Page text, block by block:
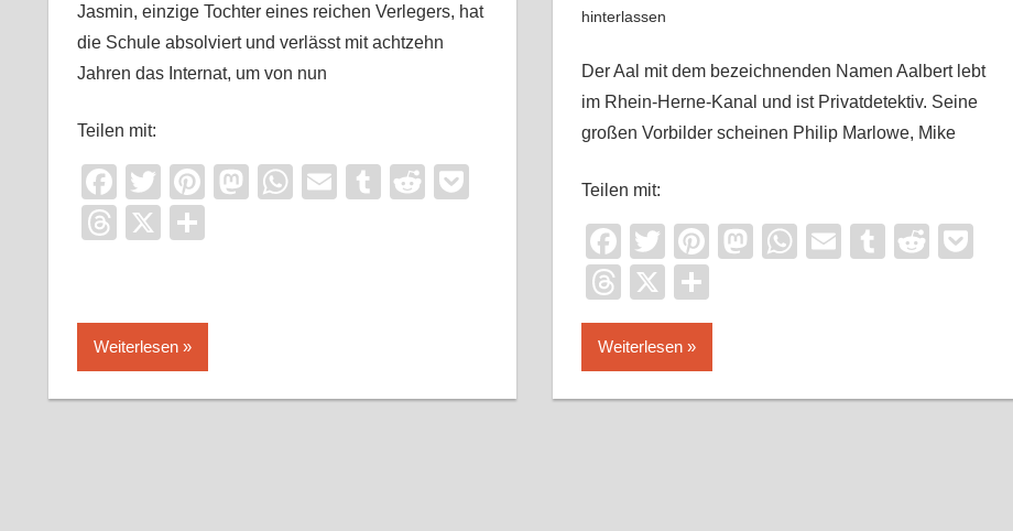
Jasmin, einzige Tochter eines reichen Verlegers, hat
die Schule absolviert und verlässt mit achtzehn
Jahren das Internat, um von nun
Teilen mit:
Facebook
TwitterPinterest
Mastodon
WhatsApp
EmailTumblrReddit
Threads
X
Weiterlesen
hinterlassen
Der Aal mit dem bezeichnenden Namen Aalbert lebt
im Rhein-Herne-Kanal und ist Privatdetektiv. Seine
großen Vorbilder scheinen Philip Marlowe, Mike
Teilen mit:
Facebook
TwitterPinterest
Mastodon
WhatsApp
EmailTumblrReddit
Threads
X
Weiterlesen